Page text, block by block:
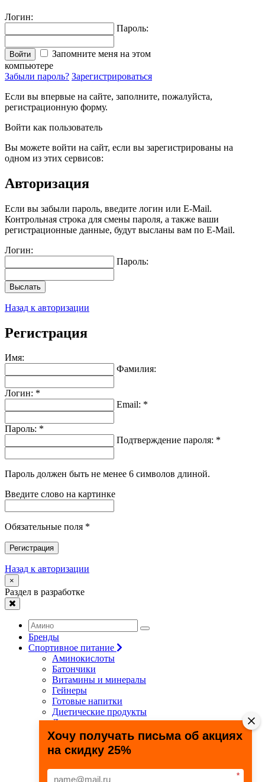
Логин:
Пароль:
Войти
Запомните меня на этом
компьютере
Забыли пароль? Зарегистрироваться
Если вы впервые на сайте, заполните, пожалуйста,
регистрационную форму.
Войти как пользователь
Вы можете войти на сайт, если вы зарегистрированы на
одном из этих сервисов:
Авторизация
Если вы забыли пароль, введите логин или E-Mail.
Контрольная строка для смены пароля, а также ваши
регистрационные данные, будут высланы вам по E-Mail.
Логин:
Пароль:
Выслать
Назад к авторизации
Регистрация
Имя:
Фамилия:
Логин: *
Email: *
Пароль: *
Подтверждение пароля: *
Пароль должен быть не менее 6 символов длиной.
Введите слово на картинке
Обязательные поля *
Регистрация
Назад к авторизации
×
Раздел в разработке
Бренды
Спортивное питание
Аминокислоты
Батончики
Витамины и минералы
Гейнеры
Готовые напитки
Диетические продукты
Для связок и суставов
Жиросжигатели
Здоровье и долголетие
Креатин
Специальные препараты
Хочу получать письма об акциях
на скидку 25%
*